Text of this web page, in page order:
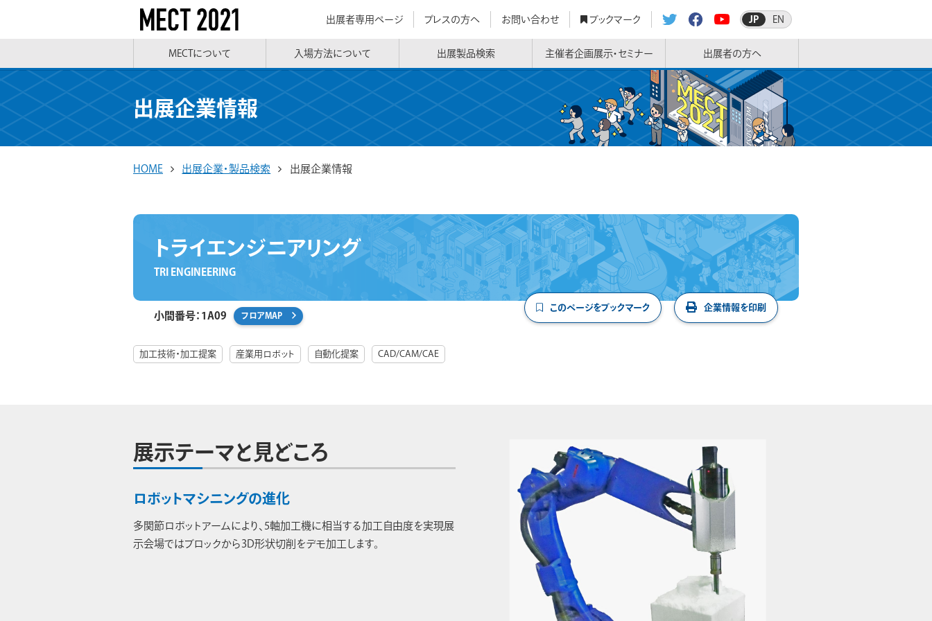
出展者専用ページ プレスの方へ お問い合わせ ブックマーク JP EN
MECTについて 入場方法について 出展製品検索 主催者企画展示・セミナー 出展者の方へ
出展企業情報
HOME 出展企業・製品検索 出展企業情報
トライエンジニアリング
TRI ENGINEERING
小間番号：1A09 フロアMAP
このページをブックマーク 企業情報を印刷
加工技術・加工提案 産業用ロボット 自動化提案 CAD/CAM/CAE
展示テーマと見どころ
ロボットマシニングの進化
多関節ロボットアームにより、5軸加工機に相当する加工自由度を実現展
示会場ではブロックから3D形状切削をデモ加工します。